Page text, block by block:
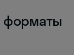
форматы